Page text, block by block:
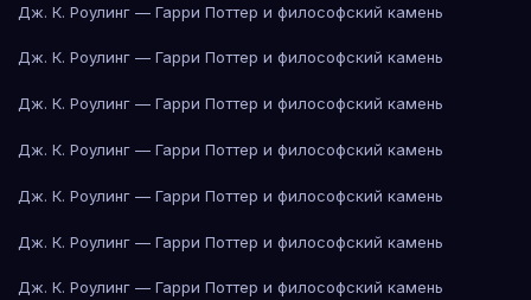
Дж. К. Роулинг — Гарри Поттер и философский камень
Дж. К. Роулинг — Гарри Поттер и философский камень
Дж. К. Роулинг — Гарри Поттер и философский камень
Дж. К. Роулинг — Гарри Поттер и философский камень
Дж. К. Роулинг — Гарри Поттер и философский камень
Дж. К. Роулинг — Гарри Поттер и философский камень
Дж. К. Роулинг — Гарри Поттер и философский камень